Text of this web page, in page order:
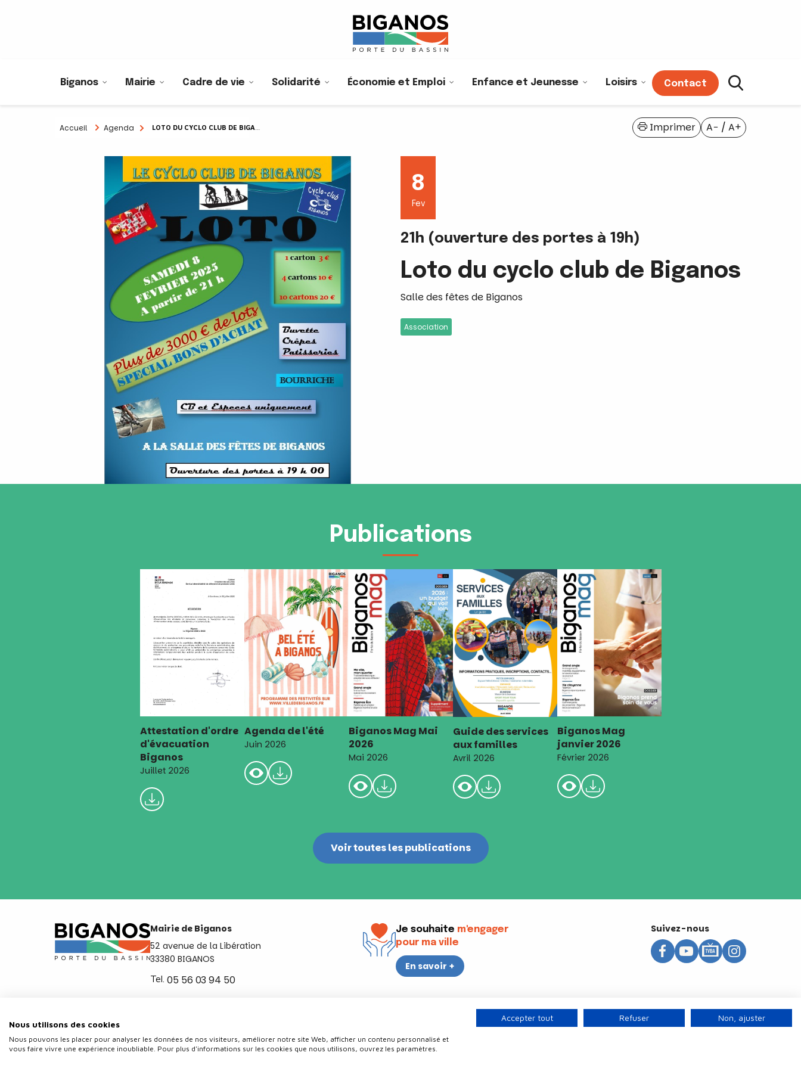
Biganos Mairie Cadre de vie Solidarité Économie et Emploi Enfance et Jeunesse Loisirs Contact
Accueil Agenda LOTO DU CYCLO CLUB DE BIGANOS A− / A+
Imprimer
8
Fev
21h (ouverture des portes à 19h)
Loto du cyclo club de Biganos
Salle des fêtes de Biganos
Association
Publications
Attestation d'ordre
d'évacuation
Biganos
Juillet 2026
Agenda de l'été
Juin 2026
Biganos Mag Mai
2026
Mai 2026
Guide des services
aux familles
Avril 2026
Biganos Mag
janvier 2026
Février 2026
Voir toutes les publications
Mairie de Biganos
52 avenue de la Libération
33380 BIGANOS
Tel. 05 56 03 94 50
Je souhaite m'engager
pour ma ville
En savoir +
Suivez-nous
ContactPolitique de confidentialitéPlan du site
Nous utilisons des cookies
Nous pouvons les placer pour analyser les données de nos visiteurs, améliorer notre site Web, afficher un contenu personnalisé et
vous faire vivre une expérience inoubliable. Pour plus d'informations sur les cookies que nous utilisons, ouvrez les paramètres.
Accepter tout Refuser Non, ajuster